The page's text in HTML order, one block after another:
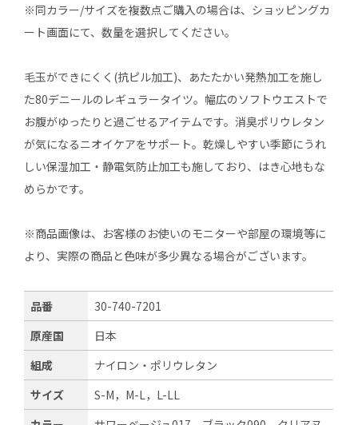
※同カラー/サイズを複数点ご購入の場合は、ショッピングカ
ート画面にて、数量を選択してください。
毛玉ができにくく(抗ピル加工)、あたたかい発熱加工を施し
た80デニールのレギュラータイツ。幅広のソフトウエストで
お腹がゆったりと過ごせるアイテムです。消臭ポリウレタン
が気になるニオイケアをサポート。乾燥しやすい季節にうれ
しい保湿加工・静電気防止加工も施しており、はき心地もな
めらかです。
※商品画像は、お客様のお使いのモニターや部屋の環境等に
より、実際の商品と色味が多少異なる場合がございます。
品番
30-740-7201
原産国
日本
組成
ナイロン・ポリウレタン
サイズ
S-M，M-L，L-LL